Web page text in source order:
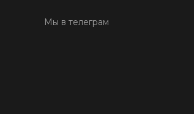
Мы в телеграм